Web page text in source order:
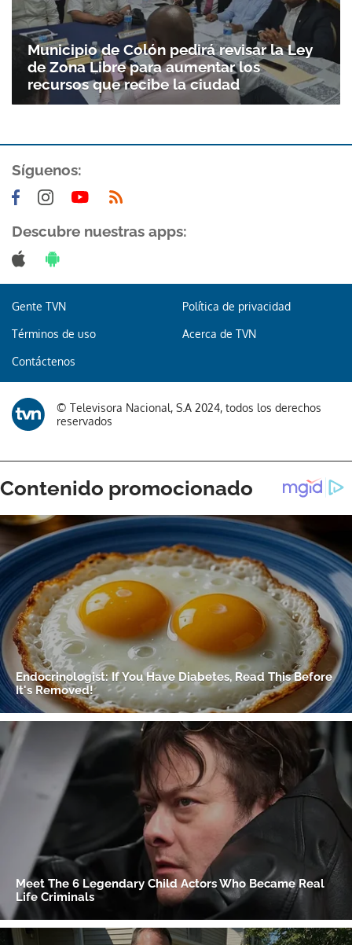
Gracias por suscribirte a nuestro boletín.
ACEPTAR
Municipio de Colón pedirá revisar la Ley
de Zona Libre para aumentar los
recursos que recibe la ciudad
Síguenos:
Descubre nuestras apps:
Gente TVN Política de privacidad
Términos de uso Acerca de TVN
Contáctenos
© Televisora Nacional, S.A 2024, todos los derechos
reservados